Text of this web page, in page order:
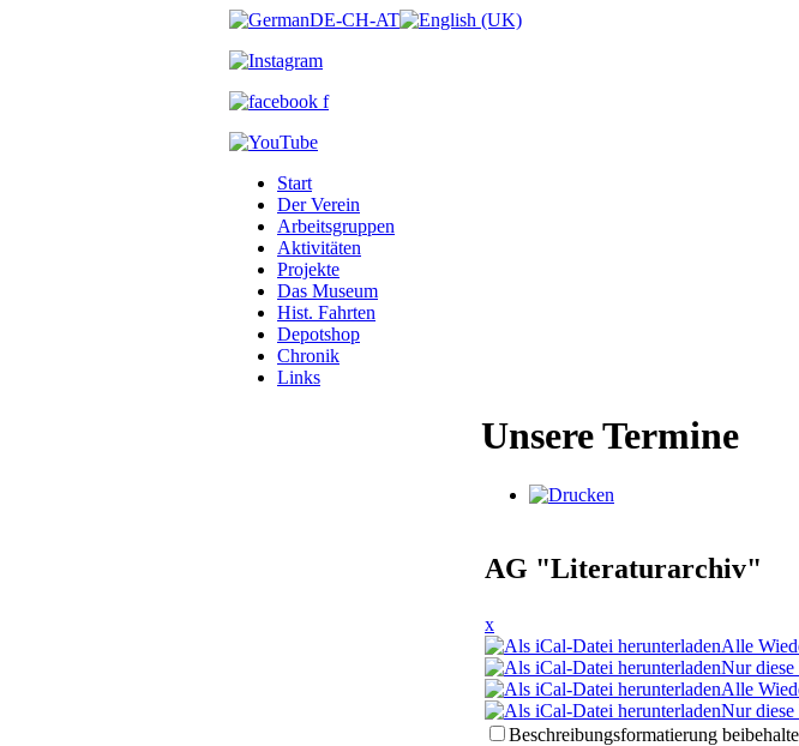
Start
Der Verein
Arbeitsgruppen
Aktivitäten
Projekte
Das Museum
Hist. Fahrten
Depotshop
Chronik
Links
Unsere Termine
AG "Literaturarchiv"
x
Alle
Nur
Alle
Nur
Beschreibungsformatierung